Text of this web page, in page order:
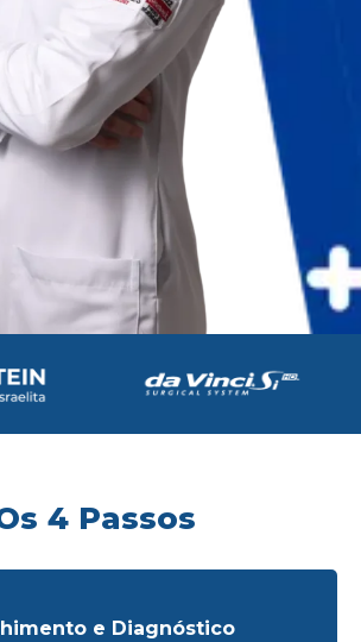
4 Passos
e Diagnóstico